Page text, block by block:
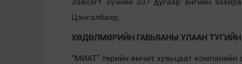
Цэнгэлбаяр,
ХӨДӨЛМӨРИЙН ГАВЬЯАНЫ УЛААН
“МИАТ” төрийн өмчит хувьцаат компанийн